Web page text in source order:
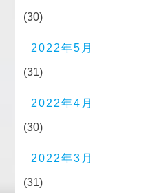
(30)
2022年5月
(31)
2022年4月
(30)
2022年3月
(31)